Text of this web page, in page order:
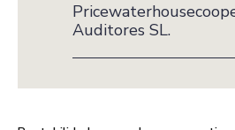
Auditores SL.